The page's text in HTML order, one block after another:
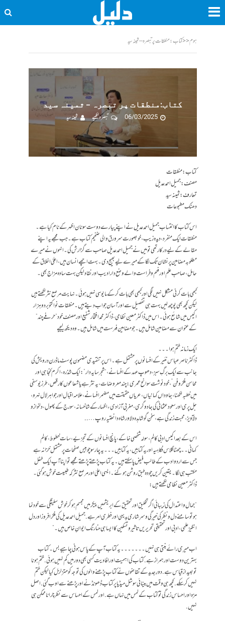
ہوم<<کتاب:منطقات پر تبصرہ – ثمینہ سید
کتاب:منطقات پر تبصرہ – ثمینہ سید
06/03/2025
تبصرہ لکھیے ثمینہ سید
کتاب: منطقات
مصنف: جمیل احمد عدیل
تعارف: ثمینہ سید
دھنک مطبوعات
اس کتاب کا انتساب جمیل احمد عدیل نے اپنے پیارے دوست سونان اظہر کے نام کیا ہے۔
منطقات ایک منفرد، دیدہ زیب، خوبصورت سرورق والی ضخیم کتاب ہے۔ جب مجھے یہ اپنے
مقالے کے لیے درکار تھی تو میں نے جمیل احمد عدیل صاحب سے گزارش کی۔ انہوں نے میرے
مطلوبہ مضامین پر نشان تک لگا کے میرے لیے بھیج دی۔ بہت اچھے انسان ہیں، اعلیٰ اخلاق کے
حامل، صاحبِ علم اور فہم و فراست والے وضع دار ادیب اور نقاد لیکن بہت سادہ مزاج بھی۔
کبھی بات کرنی مشکل نہیں لگی اور کبھی بھی بات کر کے مایوسی نہیں ہوئی۔ نہایت مرصع نثر لکھتے ہیں
لیکن کچھ بھی پوچھ لیں بہت ہی تفصیل سے اور آسان جواب دیتے ہیں۔ منطقات نو اکتوبر دو ہزار
اکیس میں شائع ہوئی۔ اس میں ڈاکٹر معین نظامی، ڈاکٹر محمد افتخار شفیع اور مصنف خود ” حرفے چند ”
کے عنوان سے مضامین شامل ہیں۔ جو مضامین فہرست میں شامل ہیں۔ وہ دیکھ لیجیے
ایک زمانہ ختم ہوا۔۔۔
ڈاکٹر ناصر عباس نئیر کے افسانوں پر مشتمل ہے۔ اس پر تنقیدی مضمون پوسٹ ماڈرن درویش کی
جانب سے ایک برگِ سبز، دھوپ عہد کے افسانے، “شجر سایہ دار”: ایک شذرہ، اکرم کنجاہی اور
محاسن فکروفن’، خود نوشت سوانح عمری: چند معروضات، یہ نثر ہے یا شعاعوں کا رقص، طرز یوسفی
میں خطبہ لکھنا، جاوداں کہانیاں، عریاں حقیقت میں مضمر افسانے، علامہ اقبال اور جواہر لال نہرو،
جل پری اور سعود عثمانی کی جادوگری، مغربی آزادی ء اظہار کے شاخسانہ، سورج کے پھول، دلنواز و
دلآ ویز، محبت زندگی ہے، سخن گو شاہدہ دلاور شاہ دا نعتیہ روپ…..
اس کے بعد اکیس ادبی کالم، سولہ شخصی خاکے، پانچ افسانوں کے تجزیے، سات خطوط، کالم
کہانی۔۔ چھٹا گلاس فکاہیہ اور یہ کتابیں، یہ کتابیں۔۔۔ یہ چار سو چوبیس صفحات پر مشتمل خزانہ ہے
جس سے اردو ادب کے طالب فیض پاسکتے ہیں۔ یہ کتاب پڑھتے پڑھتے مجھے تو اپنا آپ ایک طفل
مکتب ہی لگا۔ یقین کریں چودہ طبق روشن ہوگئے۔ ایسی اعلیٰ اور مرصع نثر کہ طبیعت خوش ہوگئی۔
ڈاکٹر معین نظامی لکھتے ہیں:
“جمال و اعتدال کی زیبائی اگر تخلیق اور تحقیق کے ابریشمیں پیکر میں مجسم ہو کر خوش سلیقگی سے خودنما
ہوتو سامنے دل و نظر کی خیرگی و سرشاری بدیہی اور فطری امر ہے. جمیل احمد عدیل کی فکر افروز اور دل
انگیز علمی، ادبی اور تحقیقی تحریریں تاثیر و تسکین کا ایسا ہی حنا رنگ ایوانِ خاص ہیں۔ ”
اب میری رائے بنتی ہی نہیں۔۔۔۔۔۔۔ یہ کتاب آپ کے پاس ہونی چاہیے بس۔ کتاب
بہترین دوست اور ہمراز ہے. کتاب کی اہمیت اور افادیت کسی بھی دور میں کم نہیں ہوئی .ختم ہونا
تو بعید از قیاس ہے. دورِجدید کے تقاضوں نے کتاب پڑھنے والوں کی توجہ کو متزلزل کیا لیکن ختم
نہیں کر سکے. کچھ ہی وقت میں بینائی سوشل میڈیا پر کتاب ڈھونڈنے اور پڑھنے سے اوب گئی. اصل
مزہ اور احساسِ زندگی تو کتاب کے لمس میں نہاں ہے. اور لمس کے احساس سے نظر چرانا ممکن ہی
نہیں.